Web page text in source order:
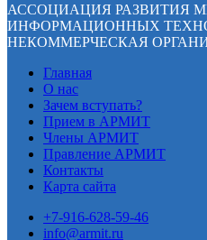
АССОЦИАЦИЯ РАЗВИТИЯ
ИНФОРМАЦИОННЫХ
НЕКОММЕРЧЕСКАЯ
Главная
О нас
Зачем вступать?
Прием в АРМИТ
Члены АРМИТ
Правление АРМИТ
Контакты
Карта сайта
+7-916-628-59-46
info@armit.ru